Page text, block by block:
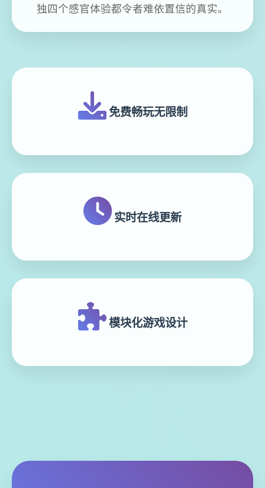
独四个感官体验都令者难依置信的真实。
免费畅玩无限制
实时在线更新
模块化游戏设计